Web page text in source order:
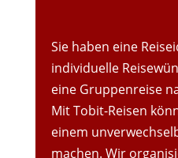
Sie haben eine
individuelle
eine Gruppenreise
Mit Tobit-Reisen
einem
machen. Wir